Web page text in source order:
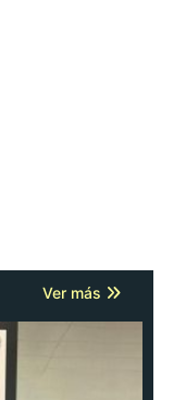
Ver más